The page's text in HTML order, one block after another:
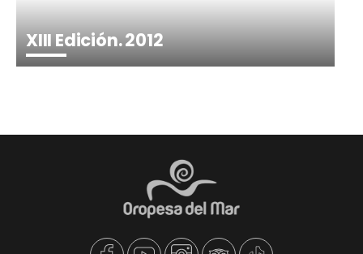
XIII Edición. 2012